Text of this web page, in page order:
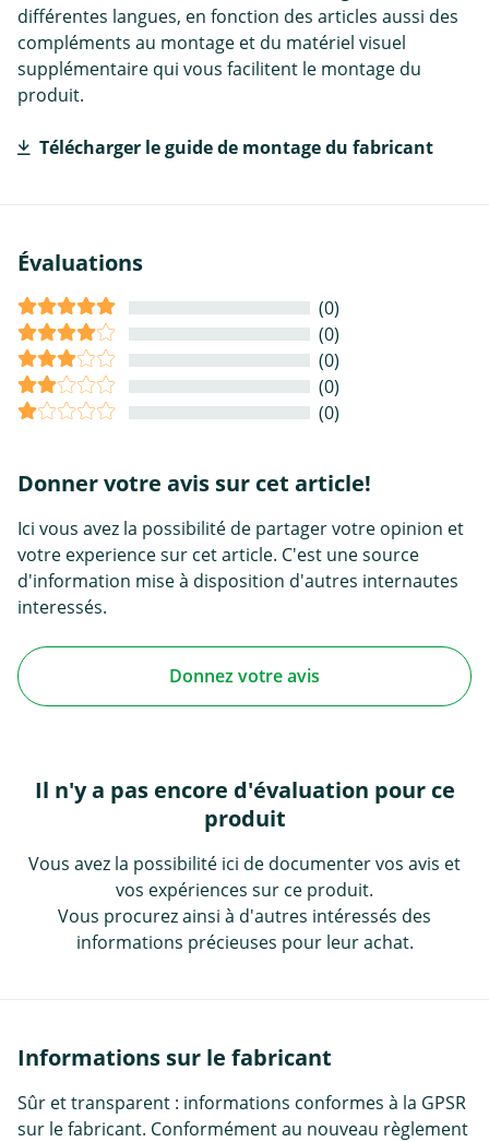
différentes langues, en fonction des articles aussi des
compléments au montage et du matériel visuel
supplémentaire qui vous facilitent le montage du
produit.
Télécharger le guide de montage du fabricant
Évaluations
(0)
(0)
(0)
(0)
(0)
Donner votre avis sur cet article!
Ici vous avez la possibilité de partager votre opinion et
votre experience sur cet article. C'est une source
d'information mise à disposition d'autres internautes
interessés.
Donnez votre avis
Il n'y a pas encore d'évaluation pour ce
produit
Vous avez la possibilité ici de documenter vos avis et
vos expériences sur ce produit.
Vous procurez ainsi à d'autres intéressés des
informations précieuses pour leur achat.
Informations sur le fabricant
Sûr et transparent : informations conformes à la GPSR
sur le fabricant. Conformément au nouveau règlement